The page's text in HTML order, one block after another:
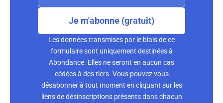
Je m'abonne (gratuit)
Les données transmises par le biais de ce
formulaire sont uniquement destinées à
Abondance. Elles ne seront en aucun cas
cédées à des tiers. Vous pouvez vous
désabonner à tout moment en cliquant sur les
liens de désinscriptions présents dans chacun